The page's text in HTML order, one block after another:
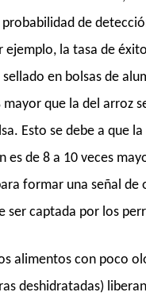
de
ejemplo, la tasa de
en bolsas de
mayor que la del arroz
Esto se debe a que
es de 8 a 10 veces
formar una señal de
ser captada por los
alimentos con poco
deshidratadas)